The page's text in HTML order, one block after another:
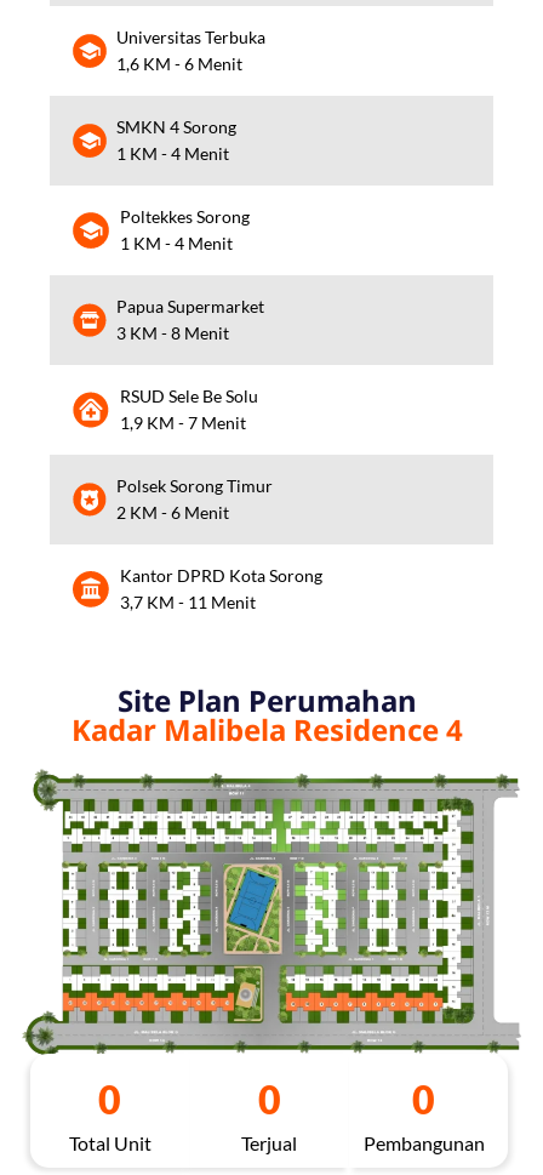
Universitas Terbuka
1,6 KM - 6 Menit
Poltekkes Sorong
1 KM - 4 Menit
SMKN 4 Sorong
1 KM - 4 Menit
Papua Supermarket
3 KM - 8 Menit
RSUD Sele Be Solu
1,9 KM - 7 Menit
Kantor DPRD Kota Sorong
3,7 KM - 11 Menit
Polsek Sorong Timur
2 KM - 6 Menit
Site Plan Perumahan
Kadar Malibela Residence 4
Total Unit
0
Terjual
0
Pembangunan
0